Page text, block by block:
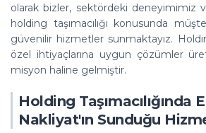
olarak bizler, sektördeki deneyimimiz
holding taşımacılığı konusunda
güvenilir hizmetler sunmaktayız.
özel ihtiyaçlarına uygun çözümler
misyon haline gelmiştir.
Holding Taşımacılığında
Nakliyat'ın Sunduğu